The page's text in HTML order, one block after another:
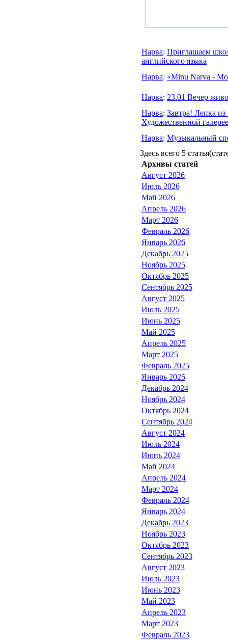
Нарва: Приглашаем
английского языка
Нарва: «Minu Narva -
Нарва: 23.01 Вечер
Нарва: Завтра! Лепка
Художественной
Нарва: Mузыкальный
Здесь всего 5
Архивы статей
Август 2026
Июль 2026
Май 2026
Апрель 2026
Март 2026
Февраль 2026
Январь 2026
Декабрь 2025
Ноябрь 2025
Октябрь 2025
Сентябрь 2025
Август 2025
Июль 2025
Июнь 2025
Май 2025
Апрель 2025
Март 2025
Февраль 2025
Январь 2025
Декабрь 2024
Ноябрь 2024
Октябрь 2024
Сентябрь 2024
Август 2024
Июль 2024
Июнь 2024
Май 2024
Апрель 2024
Март 2024
Февраль 2024
Январь 2024
Декабрь 2023
Ноябрь 2023
Октябрь 2023
Сентябрь 2023
Август 2023
Июль 2023
Июнь 2023
Май 2023
Апрель 2023
Март 2023
Февраль 2023